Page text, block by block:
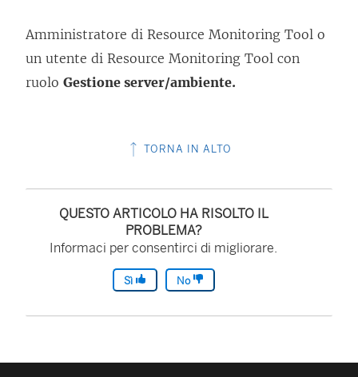
Amministratore di Resource Monitoring Tool o
un utente di Resource Monitoring Tool con
ruolo Gestione server/ambiente.
TORNA IN ALTO
QUESTO ARTICOLO HA RISOLTO IL
PROBLEMA?
Informaci per consentirci di migliorare.
Sì No